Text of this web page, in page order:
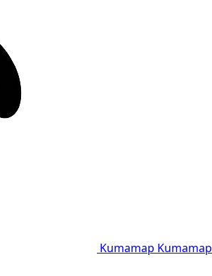
Kumamap Kumamap